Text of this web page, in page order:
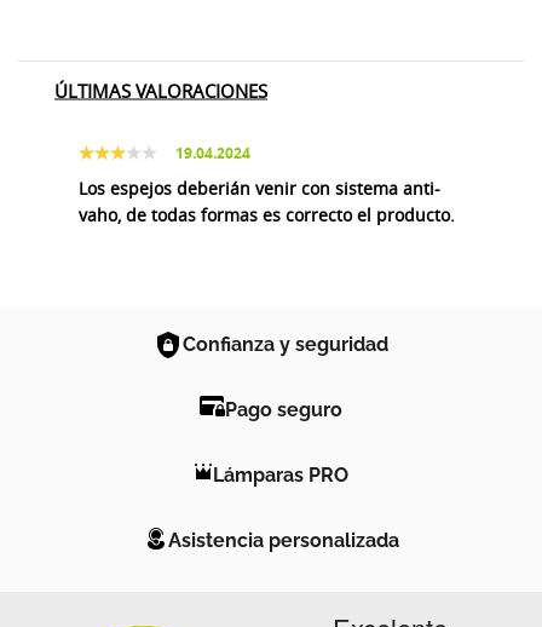
ÚLTIMAS VALORACIONES
19.04.2024
Los espejos deberián venir con sistema anti-
vaho, de todas formas es correcto el producto.
Confianza y seguridad
Pago seguro
Lámparas PRO
Asistencia personalizada